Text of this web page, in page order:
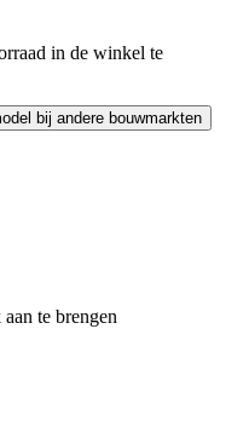
in de winkel te
bij andere bouwmarkten
te brengen